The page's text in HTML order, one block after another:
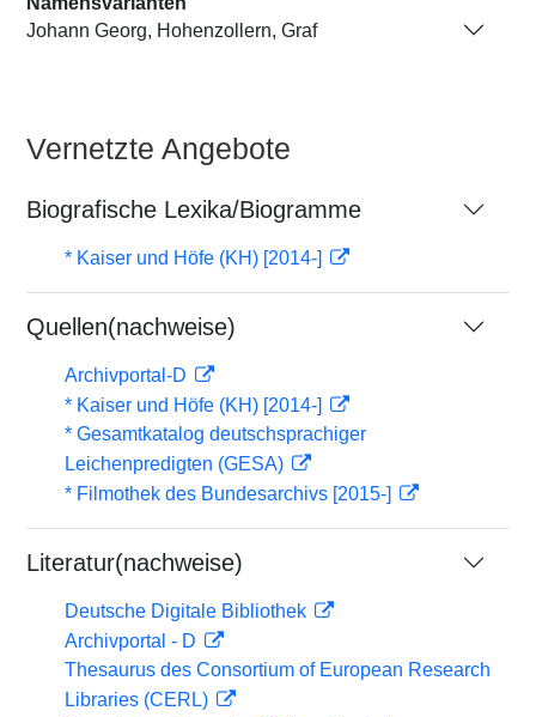
Johann Georg, Hohenzollern, Graf
Vernetzte Angebote
Biografische Lexika/Biogramme
* Kaiser und Höfe (KH) [2014-]
Quellen(nachweise)
Archivportal-D
* Kaiser und Höfe (KH) [2014-]
* Gesamtkatalog deutschsprachiger
Leichenpredigten (GESA)
* Filmothek des Bundesarchivs [2015-]
Literatur(nachweise)
Deutsche Digitale Bibliothek
Archivportal - D
Thesaurus des Consortium of European Research
Libraries (CERL)